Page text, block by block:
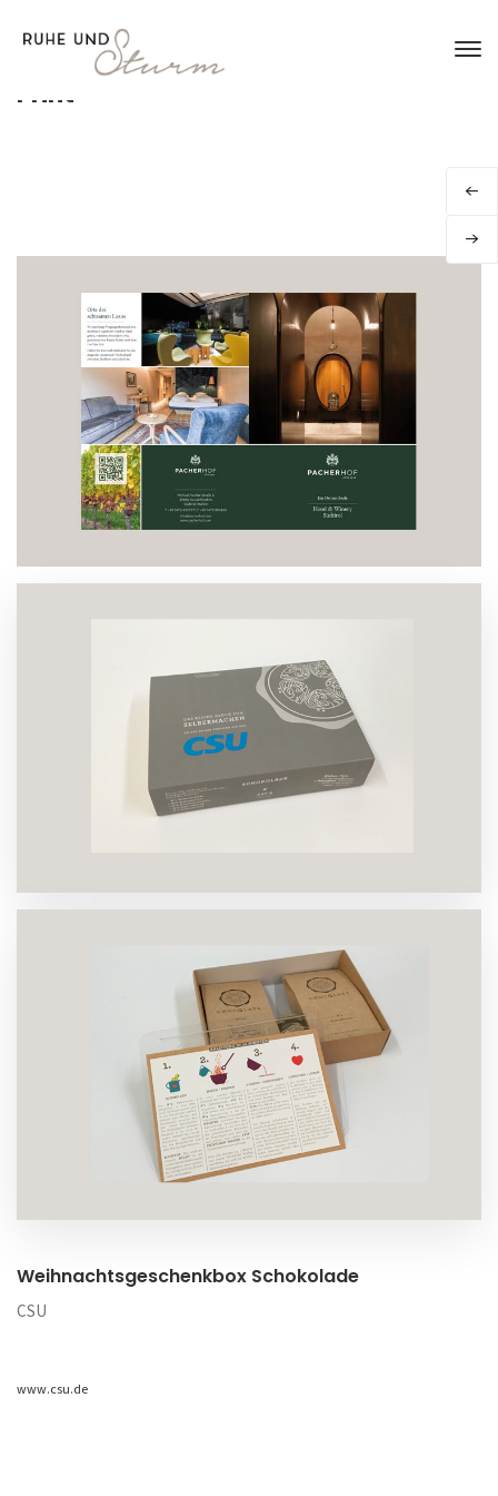
Print
Weihnachtsgeschenkbox Schokolade
CSU
www.csu.de